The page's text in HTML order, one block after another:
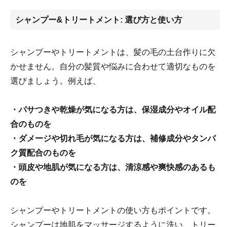
シャンプー&トリートメント: 選び方と使い方
シャンプーやトリートメントは、髪の毛の土台作りに欠
かせません。自分の髪質や悩みに合わせて適切なものを
選びましょう。例えば、
・パサつきや乾燥が気になる方は、保湿成分やオイル配
合のものを
・ダメージや切れ毛が気になる方は、補修成分やタンパ
ク質配合のものを
・頭皮や地肌が気になる方は、清涼感や爽快感のあるも
のを
シャンプーやトリートメントの使い方もポイントです。
シャンプーは地肌をマッサージするように洗い、トリー